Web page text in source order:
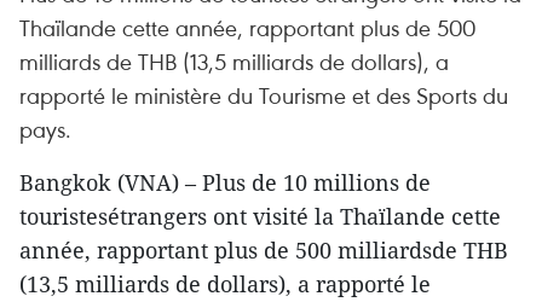
Thaïlande cette année, rapportant plus de 500
milliards de THB (13,5 milliards de dollars), a
rapporté le ministère du Tourisme et des Sports du
pays.
Bangkok (VNA) – Plus de 10 millions de
touristesétrangers ont visité la Thaïlande cette
année, rapportant plus de 500 milliardsde THB
(13,5 milliards de dollars), a rapporté le